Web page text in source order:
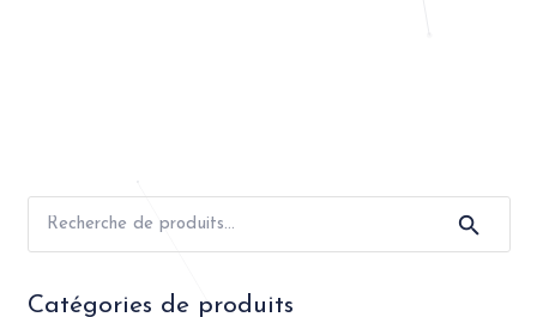
Catégories de produits